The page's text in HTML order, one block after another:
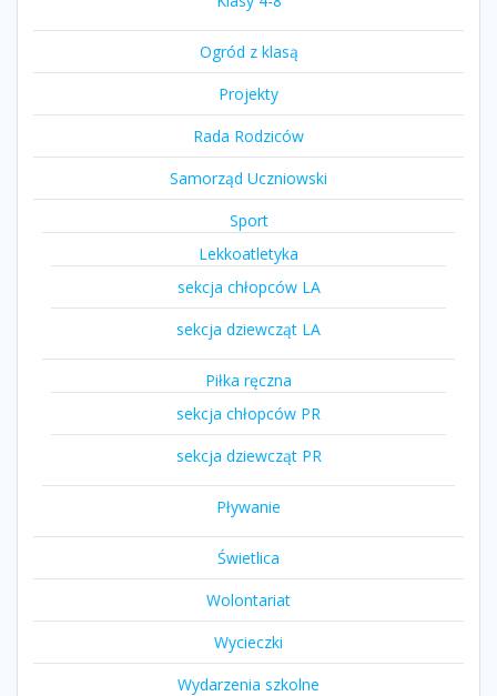
Ogród z klasą
Projekty
Rada Rodziców
Samorząd Uczniowski
Sport
Lekkoatletyka
sekcja chłopców LA
sekcja dziewcząt LA
Piłka ręczna
sekcja chłopców PR
sekcja dziewcząt PR
Pływanie
Świetlica
Wolontariat
Wycieczki
Wydarzenia szkolne